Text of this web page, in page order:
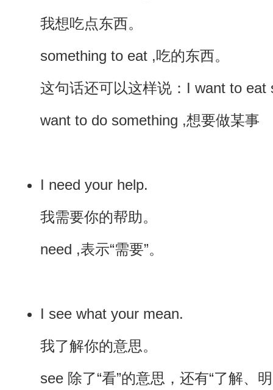
我想吃点东西。
something to eat ,吃的东西。
这句话还可以这样说：I want to
want to do something ,想要做某事
I need your help.
我需要你的帮助。
need ,表示“需要”。
I see what your mean.
我了解你的意思。
see 除了“看”的意思，还有“了解、